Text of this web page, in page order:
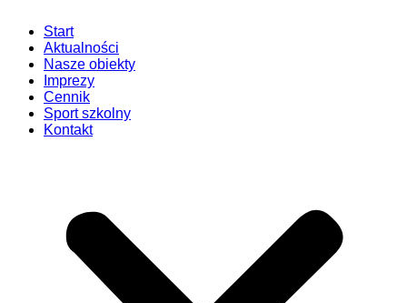
Start
Aktualności
Nasze obiekty
Imprezy
Cennik
Sport szkolny
Kontakt